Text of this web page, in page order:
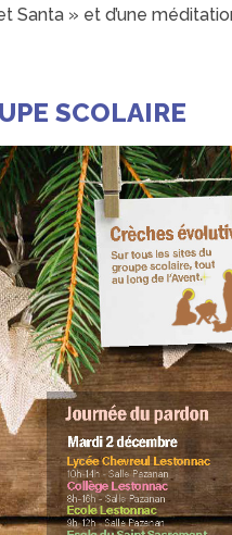
Santa » et d’une
SCOLAIRE